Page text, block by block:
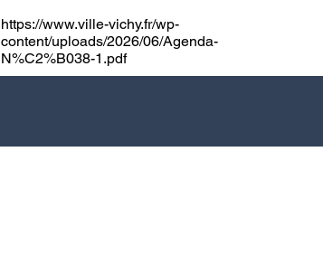
https://www.ville-vichy.fr/wp-
content/uploads/2026/06/Agenda-
N%C2%B038-1.pdf